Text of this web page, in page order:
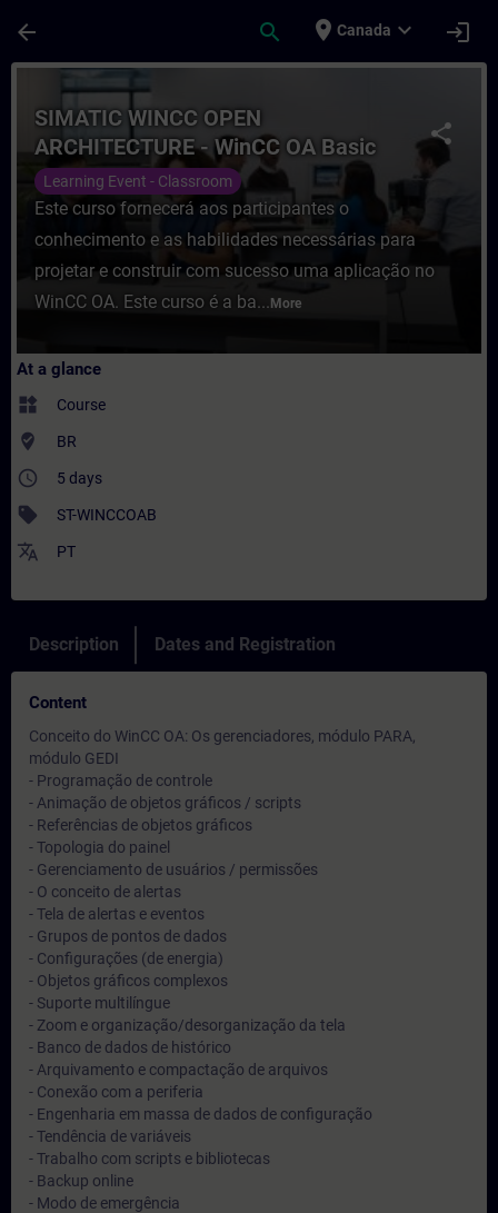
arrow_back search place Canada expand_more login
Course - SIMATIC WINCC OPEN
share
SIMATIC WINCC OPEN
ARCHITECTURE - WinCC OA Basic
Learning Event - Classroom
Este curso fornecerá aos participantes o
conhecimento e as habilidades necessárias para
projetar e construir com sucesso uma aplicação no
WinCC OA. Este curso é a ba... More
At a glance
widgets Course
where_to_vote BR
access_time 5 days
sell ST-WINCCOAB
translate PT
Description Dates and Registration
Content
Conceito do WinCC OA: Os gerenciadores, módulo PARA,
módulo GEDI
- Programação de controle
- Animação de objetos gráficos / scripts
- Referências de objetos gráficos
- Topologia do painel
- Gerenciamento de usuários / permissões
- O conceito de alertas
- Tela de alertas e eventos
- Grupos de pontos de dados
- Configurações (de energia)
- Objetos gráficos complexos
- Suporte multilíngue
- Zoom e organização/desorganização da tela
- Banco de dados de histórico
- Arquivamento e compactação de arquivos
- Conexão com a periferia
- Engenharia em massa de dados de configuração
- Tendência de variáveis
- Trabalho com scripts e bibliotecas
- Backup online
- Modo de emergência